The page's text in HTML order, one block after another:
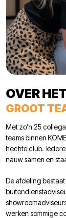
OVER
GROOT
Met zo’n 25
teams binnen
hechte club.
nauw samen en
De afdeling
werken sommige